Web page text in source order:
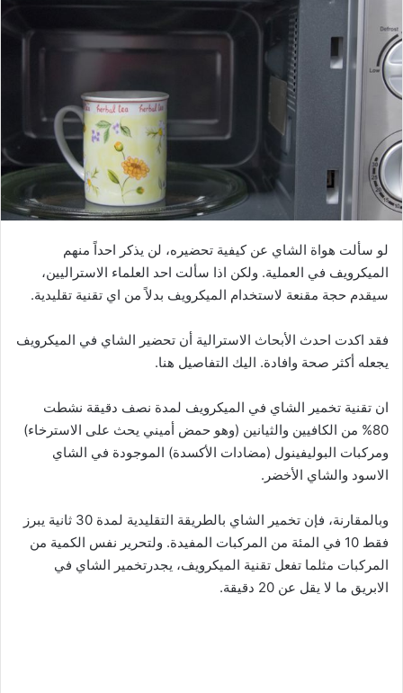
لو سألت هواة الشاي عن كيفية تحضيره، لن يذكر احداً منهم
الميكرويف في العملية. ولكن اذا سألت احد العلماء الاستراليين،
سيقدم حجة مقنعة لاستخدام الميكرويف بدلاً من اي تقنية تقليدية.
فقد اكدت احدث الأبحاث الاسترالية أن تحضير الشاي في الميكرويف
يجعله أكثر صحة وافادة. اليك التفاصيل هنا.
ان تقنية تخمير الشاي في الميكرويف لمدة نصف دقيقة نشطت
80% من الكافيين والثيانين (وهو حمض أميني يحث على الاسترخاء)
ومركبات البوليفينول (مضادات الأكسدة) الموجودة في الشاي
الاسود والشاي الأخضر.
وبالمقارنة، فإن تخمير الشاي بالطريقة التقليدية لمدة 30 ثانية يبرز
فقط 10 في المئة من المركبات المفيدة. ولتحرير نفس الكمية من
المركبات مثلما تفعل تقنية الميكرويف، يجدرتخمير الشاي في
الابريق ما لا يقل عن 20 دقيقة.